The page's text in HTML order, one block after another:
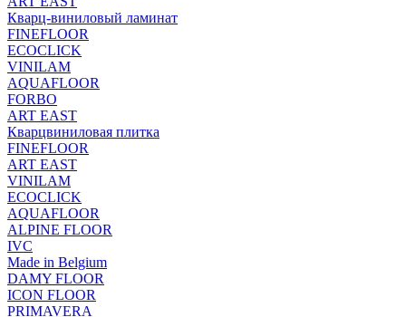
Кварц-виниловый ламинат
FINEFLOOR
ECOCLICK
VINILAM
AQUAFLOOR
FORBO
ART EAST
Кварцвиниловая плитка
FINEFLOOR
ART EAST
VINILAM
ECOCLICK
AQUAFLOOR
ALPINE FLOOR
IVC
Made in Belgium
DAMY FLOOR
ICON FLOOR
PRIMAVERA